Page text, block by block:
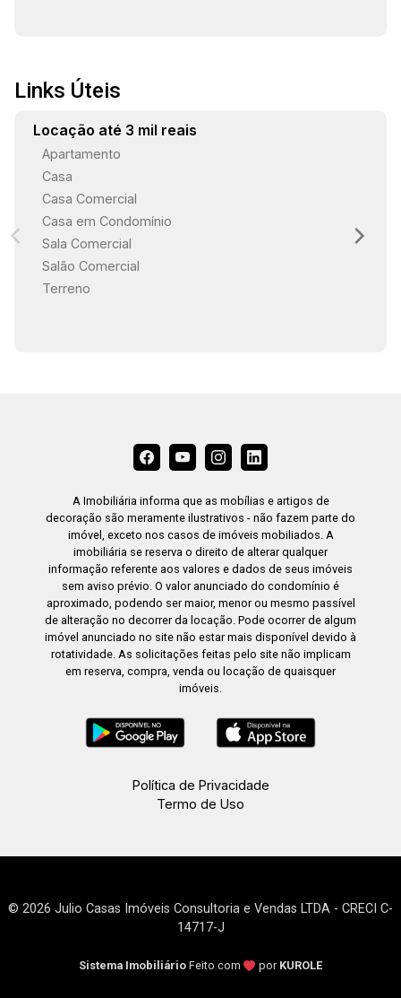
Links Úteis
Locação até 3 mil reais
Apartamento
Casa
Casa Comercial
Casa em Condomínio
Sala Comercial
Salão Comercial
Terreno
A Imobiliária informa que as mobílias e artigos de
decoração são meramente ilustrativos - não fazem parte do
imóvel, exceto nos casos de imóveis mobiliados. A
imobiliária se reserva o direito de alterar qualquer
informação referente aos valores e dados de seus imóveis
sem aviso prévio. O valor anunciado do condomínio é
aproximado, podendo ser maior, menor ou mesmo passível
de alteração no decorrer da locação. Pode ocorrer de algum
imóvel anunciado no site não estar mais disponível devido à
rotatividade. As solicitações feitas pelo site não implicam
em reserva, compra, venda ou locação de quaisquer
imóveis.
Política de Privacidade
Termo de Uso
© 2026 Julio Casas Imóveis Consultoria e Vendas LTDA - CRECI C-
14717-J
Sistema Imobiliário Feito com por KUROLE